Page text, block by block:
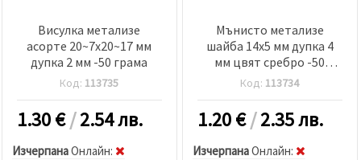
Висулка метализе
асорте 20~7x20~17 мм
дупка 2 мм -50 грама
Код: 113735
1.30€/2.54 лв.
ИзчерпанаOнлайн:
Мънисто метализе
шайба 14x5 мм дупка 4
мм цвят сребро -50
грама
Код: 113734
1.20€/2.35 лв.
ИзчерпанаOнлайн: